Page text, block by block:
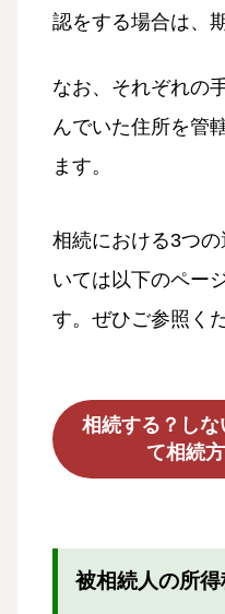
認をする場合は、
なお、それぞれの
んでいた住所を管
ます。
相続における3つ
いては以下のペー
す。ぜひご参照く
相続する？し
て相続
被相続人の所